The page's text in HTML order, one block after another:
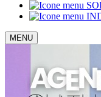
MENU